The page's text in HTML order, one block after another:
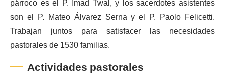
son el P. Mateo Álvarez Serna y el P. Paolo Felicetti.
Trabajan juntos para satisfacer las necesidades
pastorales de 1530 familias.
Actividades pastorales